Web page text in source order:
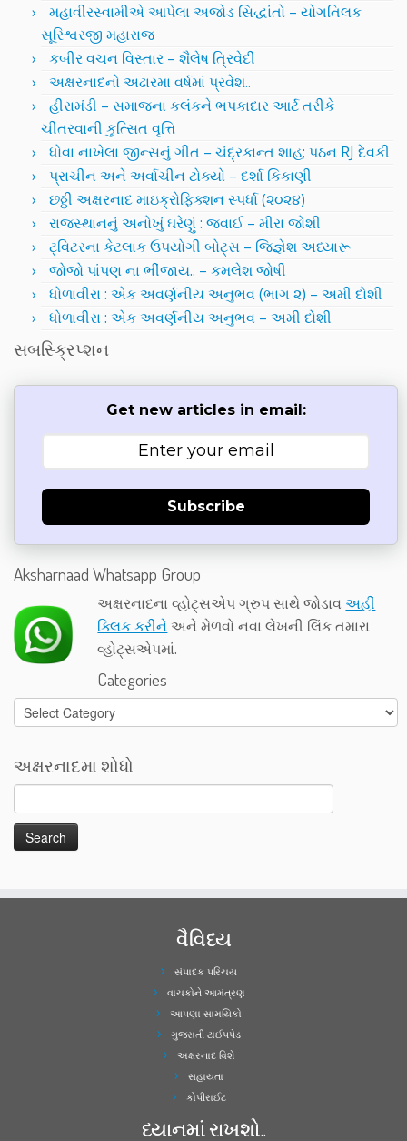
મહાવીરસ્વામીએ આપેલા અજોડ સિદ્ધાંતો – યોગતિલક
સૂરિશ્વરજી મહારાજ
કબીર વચન વિસ્તાર – શૈલેષ ત્રિવેદી
અક્ષરનાદનો અઢારમા વર્ષમાં પ્રવેશ..
હીરામંડી – સમાજના કલંકને ભપકાદાર આર્ટ તરીકે
ચીતરવાની કુત્સિત વૃત્તિ
ધોવા નાખેલા જીન્સનું ગીત – ચંદ્રકાન્ત શાહ; પઠન RJ દેવકી
પ્રાચીન અને અર્વાચીન ટોક્યો – દર્શા કિકાણી
છઠ્ઠી અક્ષરનાદ માઇક્રોફિક્શન સ્પર્ધા (૨૦૨૪)
રાજસ્થાનનું અનોખું ઘરેણું : જવાઈ – મીરા જોશી
ટ્વિટરના કેટલાક ઉપયોગી બોટ્સ – જિજ્ઞેશ અધ્યારૂ
જોજો પાંપણ ના ભીંજાય.. – કમલેશ જોષી
ધોળાવીરા : એક અવર્ણનીય અનુભવ (ભાગ ૨) – અમી દોશી
ધોળાવીરા : એક અવર્ણનીય અનુભવ – અમી દોશી
સબસ્ક્રિપ્શન
Get new articles in email:
Subscribe
Aksharnaad Whatsapp Group
અક્ષરનાદના વ્હોટ્સએપ ગ્રુપ સાથે જોડાવઅહીં
ક્લિક કરીને અને મેળવો નવા લેખની લિંક તમારા
વ્હોટ્સએપમાં.
Categories
Categories
અક્ષરનાદમા શોધો
વૈવિધ્ય
સંપાદક પરિચય
વાચકોને આમંત્રણ
આપણા સામયિકો
ગુજરાતી ટાઈપપેડ
અક્ષરનાદ વિશે
સહાયતા
કોપીરાઈટ
ધ્યાનમાં રાખશો..